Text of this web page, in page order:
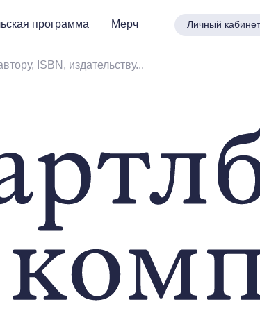
Личный кабинет
ISBN, издательству...
программа Мерч Личный кабинет
программа Мерч